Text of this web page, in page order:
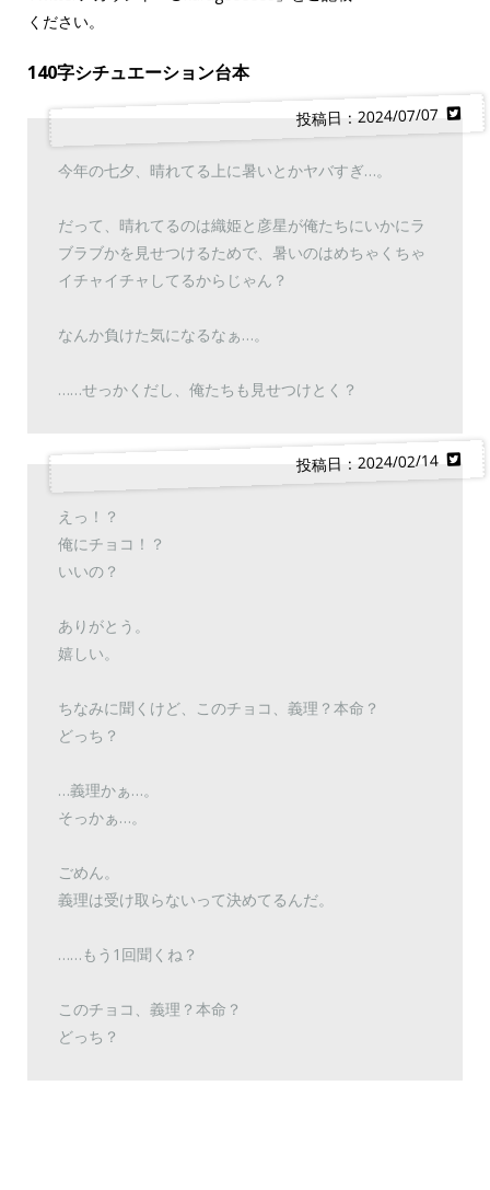
ください。
140字シチュエーション台本
投稿日：2024/07/07
今年の七夕、晴れてる上に暑いとかヤバすぎ…。
だって、晴れてるのは織姫と彦星が俺たちにいかにラ
ブラブかを見せつけるためで、暑いのはめちゃくちゃ
イチャイチャしてるからじゃん？
なんか負けた気になるなぁ…。
……せっかくだし、俺たちも見せつけとく？
投稿日：2024/02/14
えっ！？
俺にチョコ！？
いいの？
ありがとう。
嬉しい。
ちなみに聞くけど、このチョコ、義理？本命？
どっち？
…義理かぁ…。
そっかぁ…。
ごめん。
義理は受け取らないって決めてるんだ。
……もう1回聞くね？
このチョコ、義理？本命？
どっち？